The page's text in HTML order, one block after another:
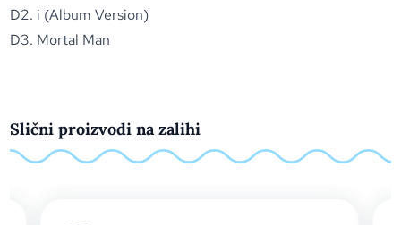
D2. i (Album Version)
D3. Mortal Man
Slični proizvodi na zalihi